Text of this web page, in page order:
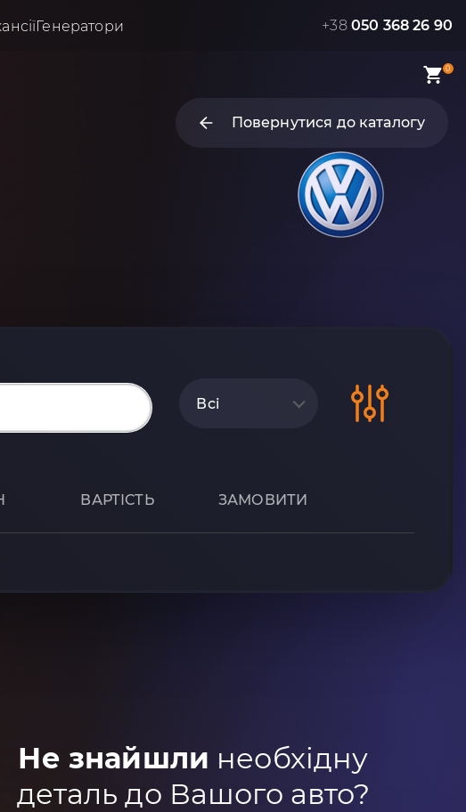
Генератори +38 050 368 26 90
0
Повернутися до каталогу
Всі
ВАРТІСТЬ ЗАМОВИТИ
Не знайшли необхідну
деталь до Вашого авто?